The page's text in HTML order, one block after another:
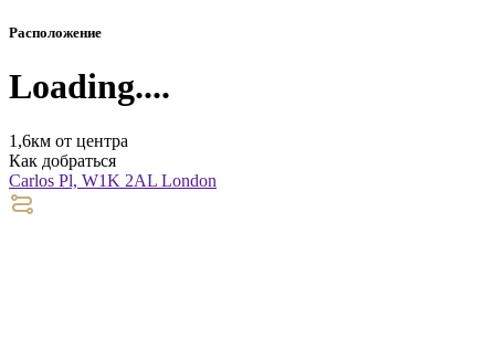
Расположение
Loading....
1,6км от центра
Как добраться
Carlos Pl, W1K 2AL London